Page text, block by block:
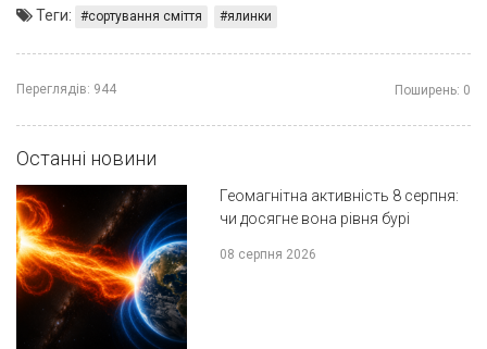
Теги: сортування сміття ялинки
Переглядів: 944 Поширень: 0
Останні новини
Геомагнітна активність 8 серпня:
чи досягне вона рівня бурі
08 серпня 2026